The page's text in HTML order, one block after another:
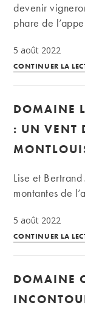
devenir
phare de
5 août 2022
CONTINUER LA
DOMAINE
: UN VENT
Lise et
montantes de
5 août 2022
CONTINUER LA
DOMAINE